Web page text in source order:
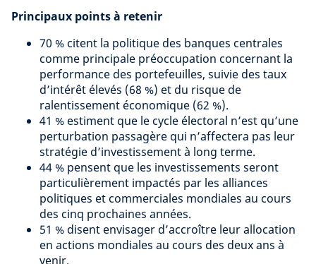
Principaux points à retenir
70 % citent la politique des banques centrales
comme principale préoccupation concernant la
performance des portefeuilles, suivie des taux
d’intérêt élevés (68 %) et du risque de
ralentissement économique (62 %).
41 % estiment que le cycle électoral n’est qu’une
perturbation passagère qui n’affectera pas leur
stratégie d’investissement à long terme.
44 % pensent que les investissements seront
particulièrement impactés par les alliances
politiques et commerciales mondiales au cours
des cinq prochaines années.
51 % disent envisager d’accroître leur allocation
en actions mondiales au cours des deux ans à
venir.